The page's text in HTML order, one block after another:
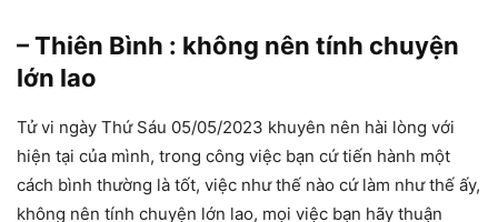
– Thiên Bình : không nên tính chuyện
lớn lao
Tử vi ngày Thứ Sáu 05/05/2023 khuyên nên hài lòng với
hiện tại của mình, trong công việc bạn cứ tiến hành một
cách bình thường là tốt, việc như thế nào cứ làm như thế ấy,
không nên tính chuyện lớn lao, mọi việc bạn hãy thuận